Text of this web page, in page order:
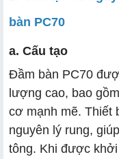
bàn PC70
a. Cấu tạo
Đầm bàn PC70
lượng cao, bao
cơ mạnh mẽ. Thiết
nguyên lý rung,
tông. Khi được